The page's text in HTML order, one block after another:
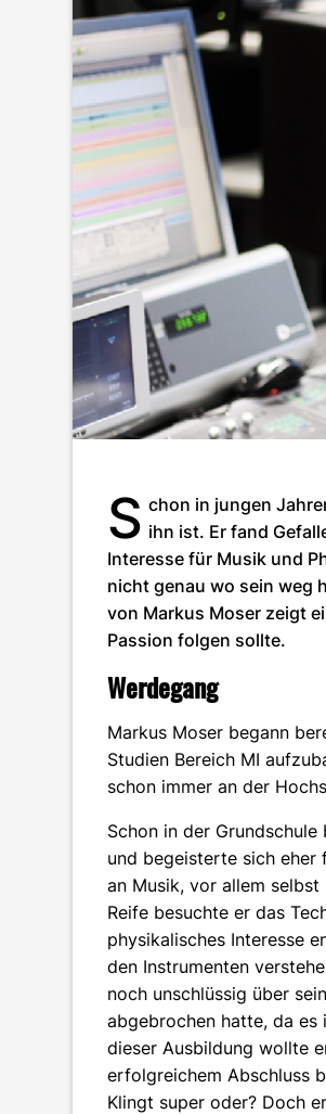
S chon in jungen
ihn ist. Er fand
Interesse für Musik und
nicht genau wo sein weg
von Markus Moser zeigt
Passion folgen sollte.
Werdegang
Markus Moser begann
Studien Bereich MI
schon immer an der
Schon in der
und begeisterte sich eher
an Musik, vor allem
Reife besuchte er das
physikalisches Interesse
den Instrumenten
noch unschlüssig über
abgebrochen hatte, da es
dieser Ausbildung wollte
erfolgreichem Abschluss
Klingt super oder? Doch